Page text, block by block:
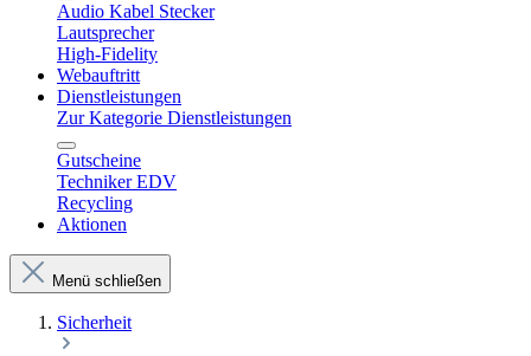
Audio Kabel Stecker
Lautsprecher
High-Fidelity
Webauftritt
Dienstleistungen
Zur Kategorie Dienstleistungen
Gutscheine
Techniker EDV
Recycling
Aktionen
Menü schließen
Sicherheit